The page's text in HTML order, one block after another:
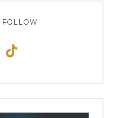
FOLLOW
TikTok